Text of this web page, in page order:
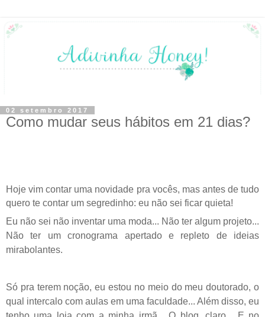
02 setembro 2017
Como mudar seus hábitos em 21 dias?
Hoje vim contar uma novidade pra vocês, mas antes de tudo
quero te contar um segredinho: eu não sei ficar quieta!
Eu não sei não inventar uma moda... Não ter algum projeto...
Não ter um cronograma apertado e repleto de ideias
mirabolantes.
Só pra terem noção, eu estou no meio do meu doutorado, o
qual intercalo com aulas em uma faculdade... Além disso, eu